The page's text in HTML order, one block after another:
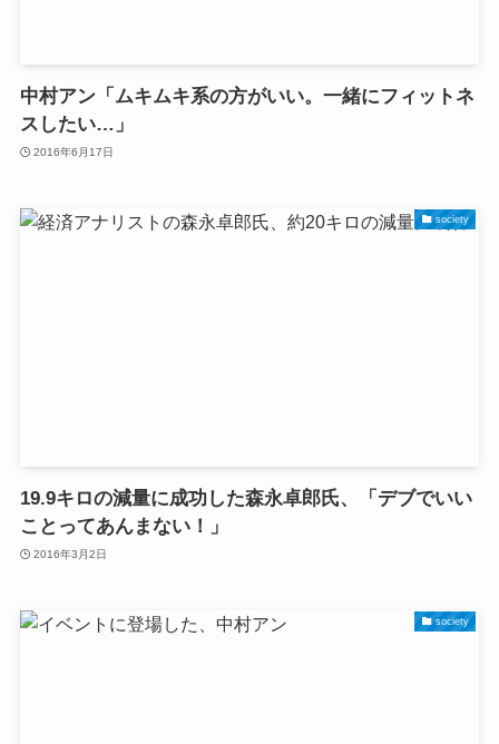
中村アン「ムキムキ系の方がいい。一緒にフィットネ
スしたい…」
2016年6月17日
society
19.9キロの減量に成功した森永卓郎氏、「デブでいい
ことってあんまない！」
2016年3月2日
society